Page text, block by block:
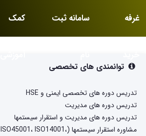
غرفه سامانه ثبت کمک
توانمندی های تخصصی
تدریس دوره های تخصصی ایمنی و HSE
تدریس دوره های مدیریت
تدریس دوره های مدیریت و استقرار سیستمها
مشاوره استقرار سیستمها (ISO45001، ISO14001،